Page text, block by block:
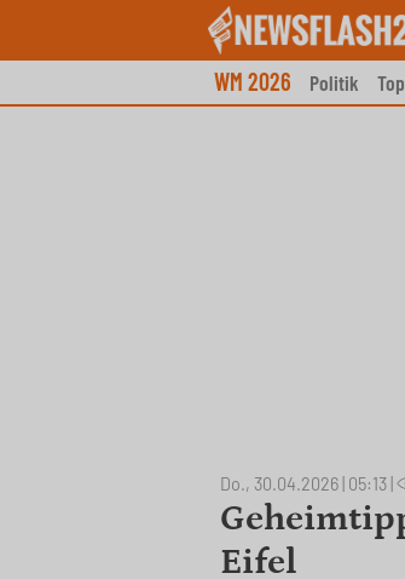
WM 2026 Politik
Do., 30.04.2026 | 05:13
Eifel